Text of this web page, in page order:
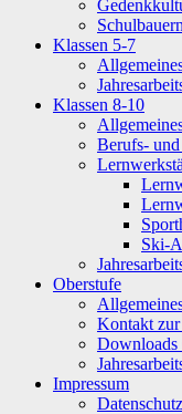
Klassen 5-7
Klassen 8-10
Berufs-
Ski-
Oberstufe
Kontakt
Downloads
Impressum